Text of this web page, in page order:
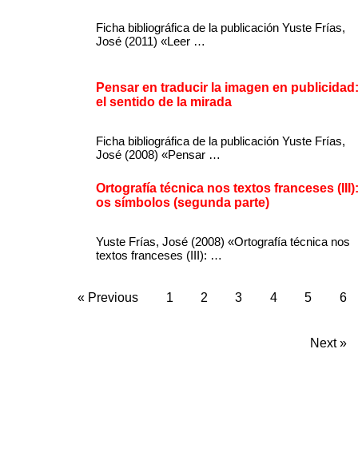
Ficha bibliográfica de la publicación Yuste Frías,
José (2011) «Leer …
Pensar en traducir la imagen en publicidad:
el sentido de la mirada
Ficha bibliográfica de la publicación Yuste Frías,
José (2008) «Pensar …
Ortografía técnica nos textos franceses (III):
os símbolos (segunda parte)
Yuste Frías, José (2008) «Ortografía técnica nos
textos franceses (III): …
« Previous 1 2 3 4 5 6
Next »